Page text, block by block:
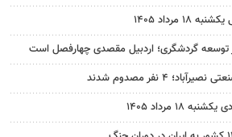
مرداد ۱۴۰۵
توسعه گردشگری؛ اردبیل مقصدی چهارفصل است
۴ نفر مصدوم شدند
۱۸ مرداد ۱۴۰۵